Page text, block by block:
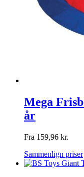
Mega
år
Fra 159,96 kr.
Sammenlign priser